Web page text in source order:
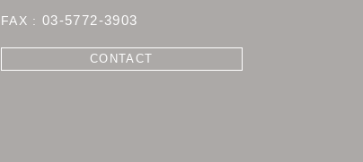
03-5772-3903
CONTACT